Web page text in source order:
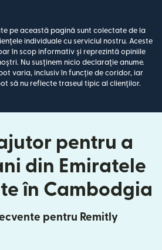
pe această pagină sunt colectate de la
individuale cu serviciul nostru. Aceste
în scop informativ și reprezintă opiniile
Nu susținem nicio declarație anume.
varia, inclusiv în funcție de coridor, iar
să nu reflecte traseul tipic al clienților.
pentru a
din Emiratele
în Cambodgia
pentru Remitly